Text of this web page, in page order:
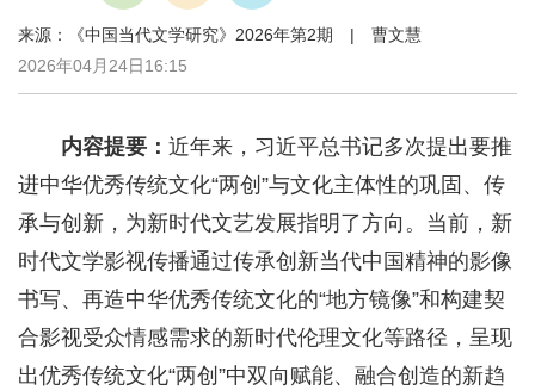
来源：《中国当代文学研究》2026年第2期 | 曹文慧
2026年04月24日16:15
内容提要： 近年来，习近平总书记多次提出要推
进中华优秀传统文化“两创”与文化主体性的巩固、传
承与创新，为新时代文艺发展指明了方向。当前，新
时代文学影视传播通过传承创新当代中国精神的影像
书写、再造中华优秀传统文化的“地方镜像”和构建契
合影视受众情感需求的新时代伦理文化等路径，呈现
出优秀传统文化“两创”中双向赋能、融合创造的新趋